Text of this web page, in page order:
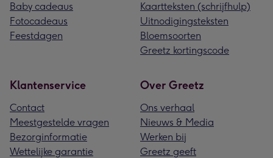
Baby cadeaus
Fotocadeaus
Feestdagen
Kaartteksten (schrijfhulp)
Uitnodigingsteksten
Bloemsoorten
Greetz kortingscode
Klantenservice
Contact
Meestgestelde vragen
Bezorginformatie
Wettelijke garantie
Over Greetz
Ons verhaal
Nieuws & Media
Werken bij
Greetz geeft